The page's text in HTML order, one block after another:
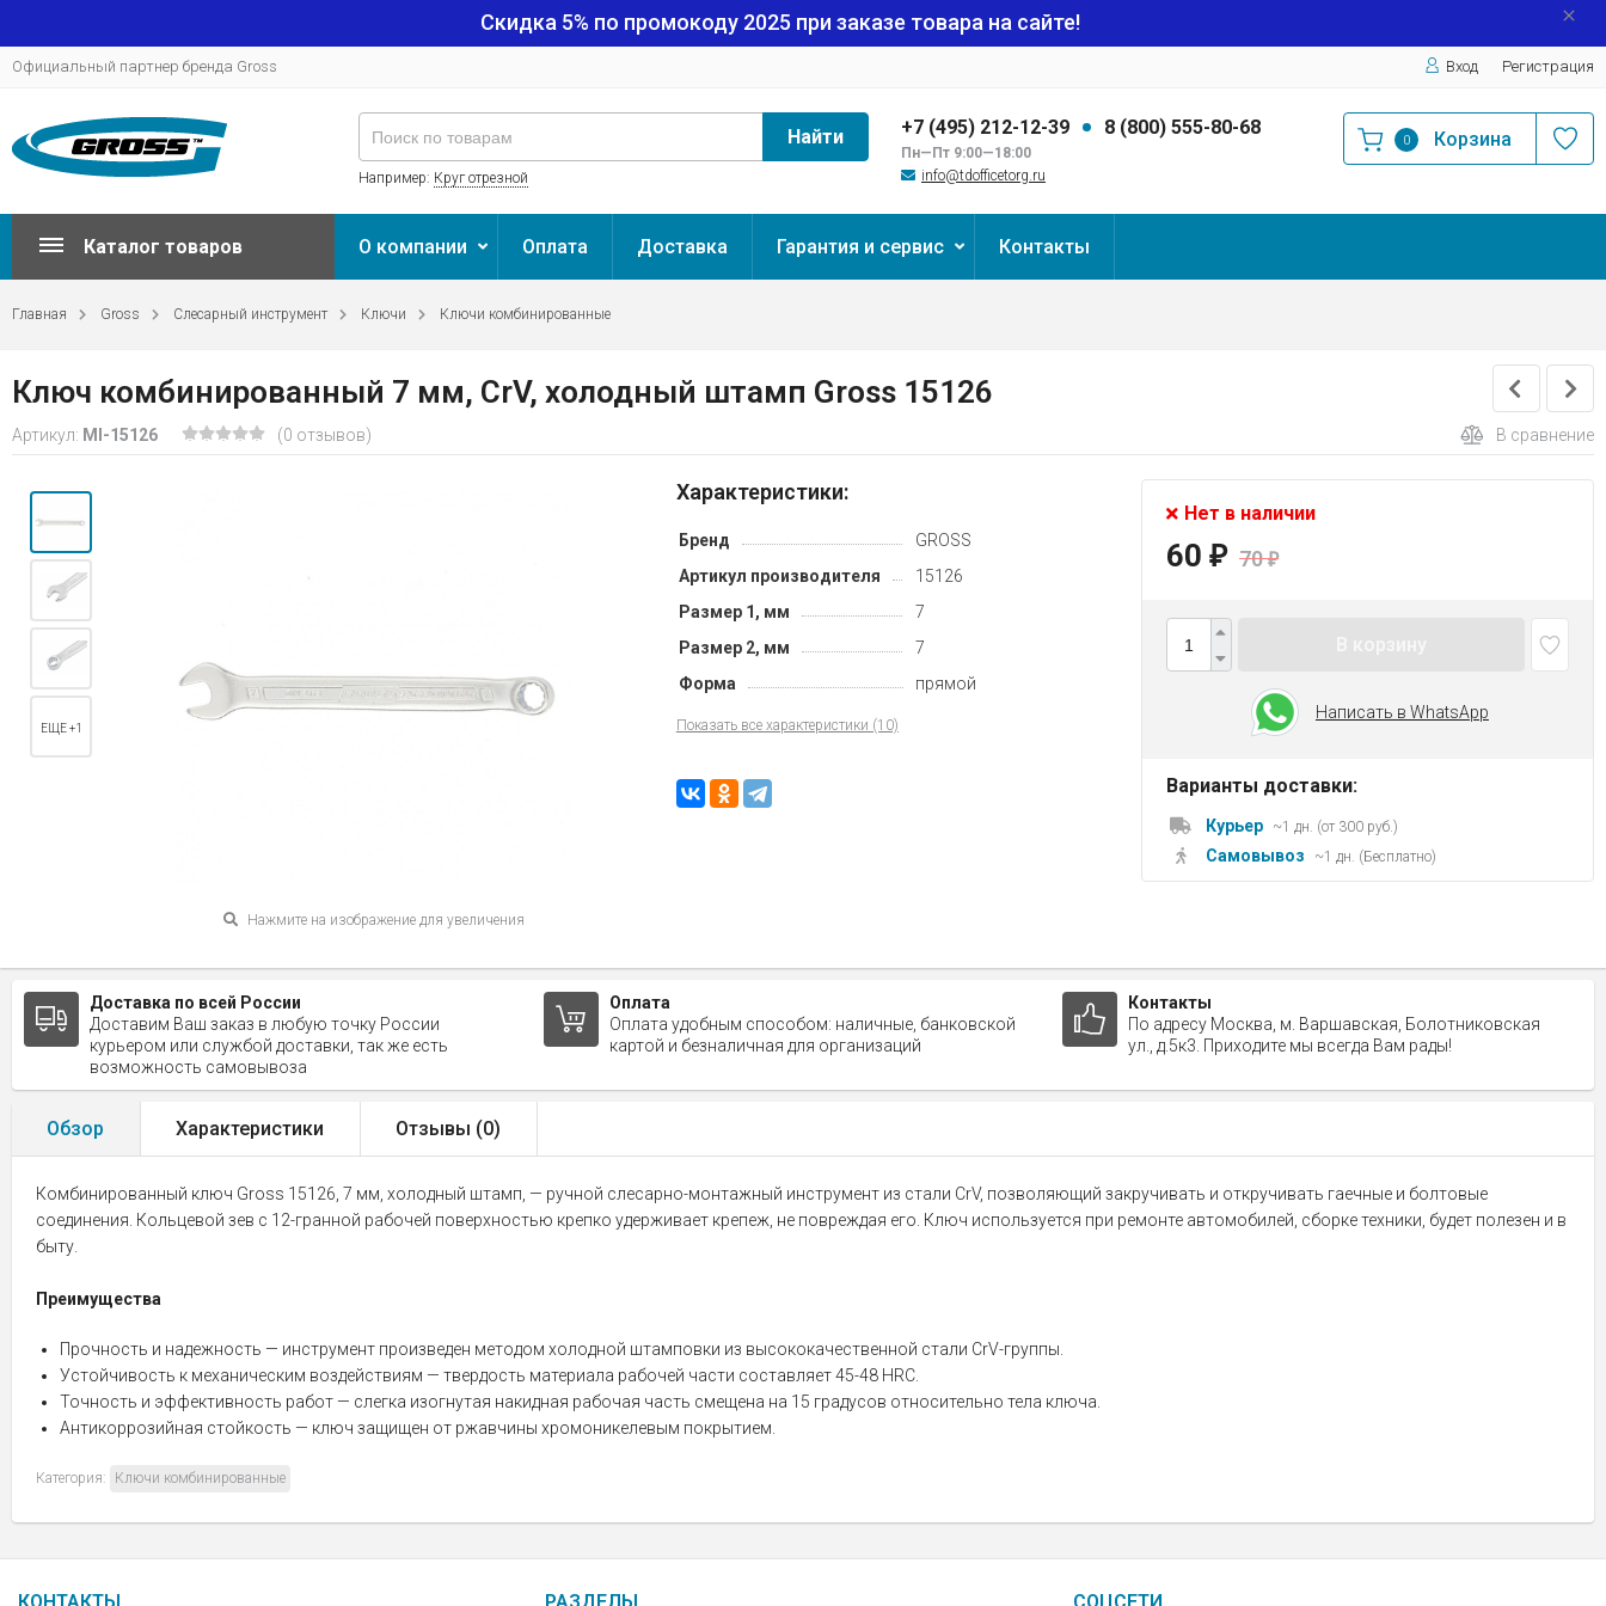
Скидка 5% по промокоду 2025 при заказе товара на сайте!
Официальный партнер бренда Gross Вход Регистрация
+7 (495) 212-12-39 8 (800) 555-80-68
Пн—Пт 9:00—18:00
info@tdofficetorg.ru
Найти
Например: Круг отрезной
0 Корзина
Каталог товаров О компании Оплата Доставка Гарантия и сервис Контакты
Главная Gross Слесарный инструмент Ключи Ключи комбинированные
Ключ комбинированный 7 мм, CrV, холодный штамп Gross 15126
Артикул: MI-15126 (0 отзывов) В сравнение
Нажмите на изображение для увеличения
ЕЩЕ +1
Характеристики:
Бренд
GROSS
Артикул производителя
15126
Размер 1, мм
7
Размер 2, мм
7
Форма
прямой
Показать все характеристики (10)
Нет в наличии
60 ₽ 70₽
Написать в WhatsApp
Варианты доставки:
Курьер ~1 дн. (от 300 руб.)
Самовывоз ~1 дн. (Бесплатно)
Доставка по всей России
Доставим Ваш заказ в любую точку России
курьером или службой доставки, так же есть
возможность самовывоза
Оплата
Оплата удобным способом: наличные, банковской
картой и безналичная для организаций
Контакты
По адресу Москва, м. Варшавская, Болотниковская
ул., д.5к3. Приходите мы всегда Вам рады!
Обзор Характеристики Отзывы (0)
Комбинированный ключ Gross 15126, 7 мм, холодный штамп, — ручной слесарно-монтажный инструмент из стали CrV, позволяющий закручивать и откручивать гаечные и болтовые
соединения. Кольцевой зев с 12-гранной рабочей поверхностью крепко удерживает крепеж, не повреждая его. Ключ используется при ремонте автомобилей, сборке техники, будет полезен и в
быту.
Преимущества
Прочность и надежность — инструмент произведен методом холодной штамповки из высококачественной стали CrV-группы.
Устойчивость к механическим воздействиям — твердость материала рабочей части составляет 45-48 HRC.
Точность и эффективность работ — слегка изогнутая накидная рабочая часть смещена на 15 градусов относительно тела ключа.
Антикоррозийная стойкость — ключ защищен от ржавчины хромоникелевым покрытием.
Категория: Ключи комбинированные